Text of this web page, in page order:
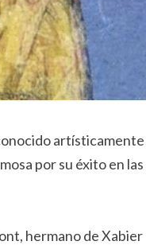
artísticamente
por su éxito en las
hermano de Xabier